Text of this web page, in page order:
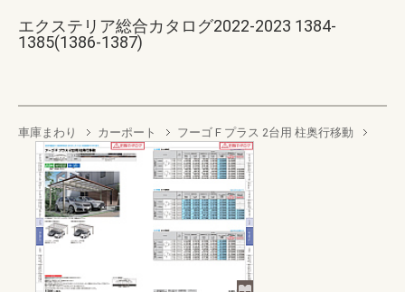
エクステリア総合カタログ2022-2023 1384-
1385(1386-1387)
車庫まわり カーポート フーゴ F プラス 2台用 柱奥行移動